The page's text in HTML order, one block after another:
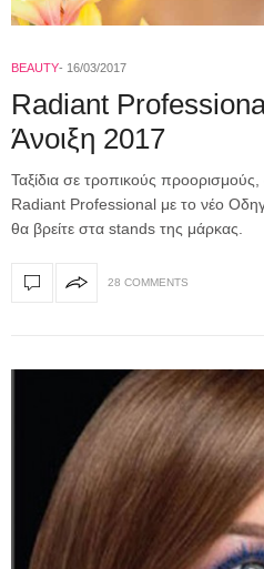
BEAUTY 16/03/2017
Radiant
Άνοιξη 2017
Ταξίδια σε τροπικούς
Radiant Professional με το νέο
θα βρείτε στα stands της μάρκας.
28 COMMENTS